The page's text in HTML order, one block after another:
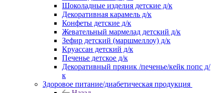
Шоколадные изделия детские д/к
Декоративная карамель д/к
Конфеты детские д/к
Жевательный мармелад детский д/к
Зефир детский (маршмеллоу) д/к
Круассан детский д/к
Печенье детское д/к
Декоративный пряник /печенье/кейк попс д/
к
Здоровое питание/диабетическая продукция